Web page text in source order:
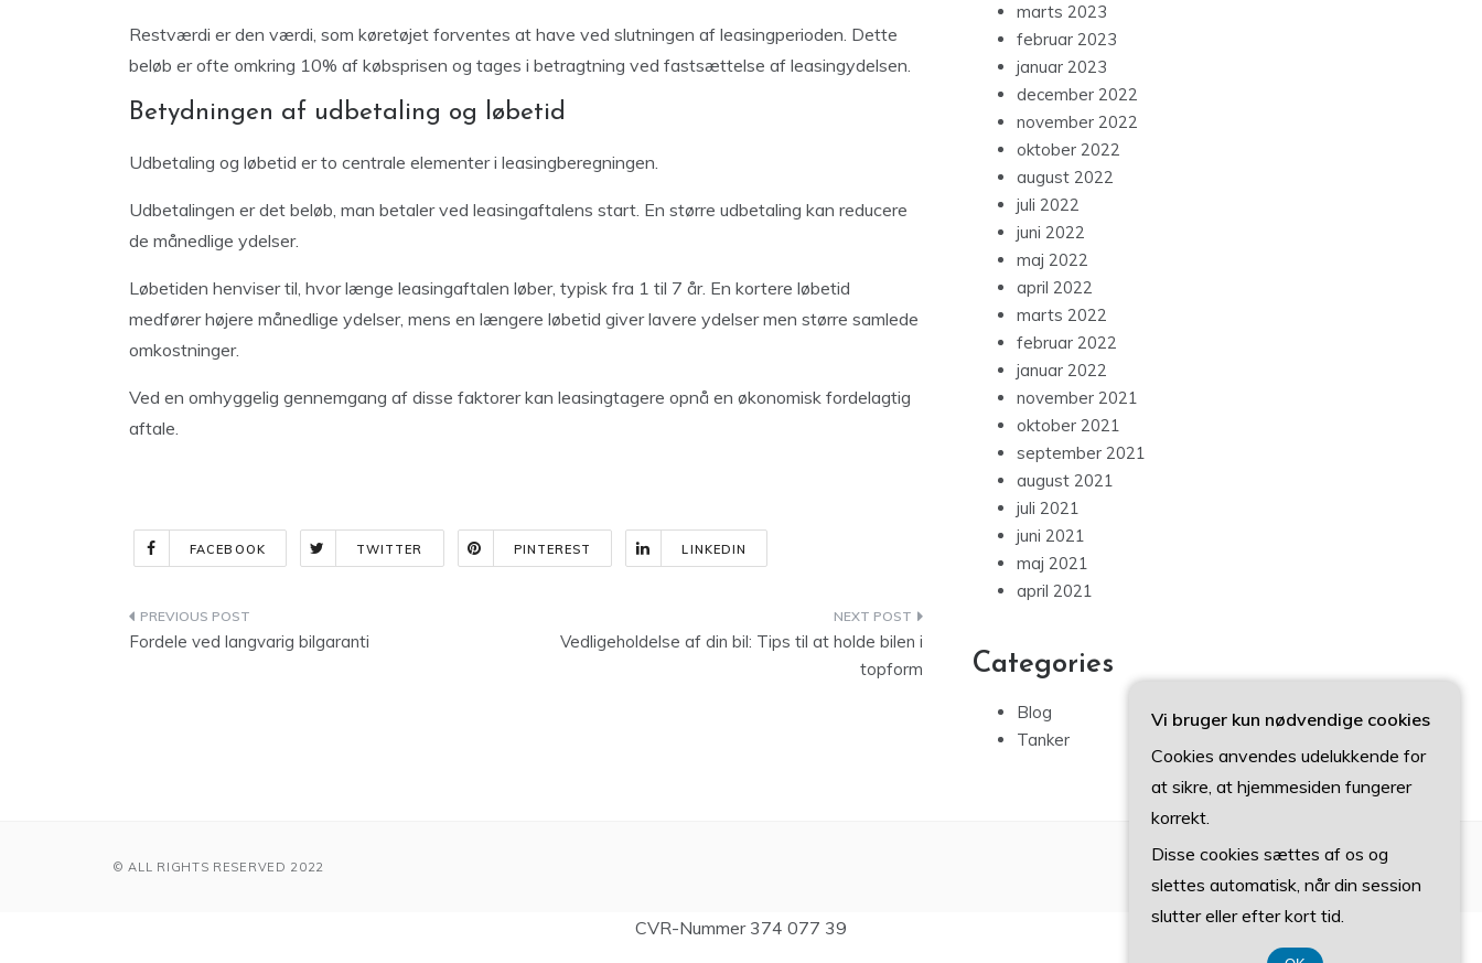
Restværdi er den værdi, som køretøjet forventes at have ved slutningen af leasingperioden. Dette
beløb er ofte omkring 10% af købsprisen og tages i betragtning ved fastsættelse af leasingydelsen.
Betydningen af udbetaling og løbetid
Udbetaling og løbetid er to centrale elementer i leasingberegningen.
Udbetalingen er det beløb, man betaler ved leasingaftalens start. En større udbetaling kan reducere
de månedlige ydelser.
Løbetiden henviser til, hvor længe leasingaftalen løber, typisk fra 1 til 7 år. En kortere løbetid
medfører højere månedlige ydelser, mens en længere løbetid giver lavere ydelser men større samlede
omkostninger.
Ved en omhyggelig gennemgang af disse faktorer kan leasingtagere opnå en økonomisk fordelagtig
aftale.
FACEBOOK TWITTER PINTEREST LINKEDIN
Indlægsnavigation
Fordele ved langvarig bilgaranti
Vedligeholdelse af din bil: Tips til at holde bilen i
topform
marts 2023
februar 2023
januar 2023
december 2022
november 2022
oktober 2022
august 2022
juli 2022
juni 2022
maj 2022
april 2022
marts 2022
februar 2022
januar 2022
november 2021
oktober 2021
september 2021
august 2021
juli 2021
juni 2021
maj 2021
april 2021
Categories
Blog
Tanker
© ALL RIGHTS RESERVED 2022
CVR-Nummer 374 077 39
Vi bruger kun nødvendige cookies
Cookies anvendes udelukkende for
at sikre, at hjemmesiden fungerer
korrekt.
Disse cookies sættes af os og
slettes automatisk, når din session
slutter eller efter kort tid.